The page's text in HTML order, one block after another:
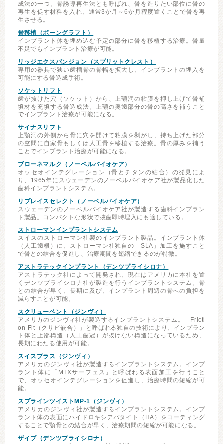
成法の一つ。骨誘導再生法とも呼ばれ、骨を造りたい部位に骨の
再生を促す材料を入れ、通常3か月～6か月程度置くことで骨を再
生させる。
骨移植（ボーングラフト）
インプラント体を埋め込む予定の部分に骨を移植する治療。骨量
不足でもインプラント治療が可能。
リッジエクスパンジョン（スプリットクレスト）
専用の器具で狭い歯槽骨の骨幅を拡大し、インプラントの埋入を
可能にする骨造成手術。
ソケットリフト
歯が抜けた穴（ソケット）から、上顎洞の粘膜を押し上げて骨補
填材を充填する骨造成法。上顎の奥歯部分の骨の高さを補うこと
でインプラント治療が可能になる。
サイナスリフト
上顎洞の外側から骨に穴を開けて粘膜を剥がし、持ち上げた部分
の空間に自家骨もしくは人工骨を移植する治療。骨の厚みを補う
ことでインプラント治療が可能になる。
ブローネマルク（ノーベルバイオケア）
オッセオインテグレーション（骨とチタンの結合）の発見によ
り、1965年にスウェーデンのノーベルバイオケア社が製品化した
歯科インプラントシステム。
リプレイスセレクト（ノーベルバイオケア）
スウェーデンのノーベルバイオケア社が製造する歯科インプラン
ト製品。コンパクトな形状で抜歯即時埋入にも適している。
ストローマンインプラントシステム
スイスのストローマン社製のインプラント製品。インプラント体
（人工歯根）に、ストローマン社独自の「SLA」加工を施すこと
で骨との結合を促進し、治療期間を短縮できるのが特徴。
アストラテックインプラント（デンツプライシロナ）
アストラテック社によって開発され、現在はアメリカに本社を置
くデンツプライシロナ社が製造を行うインプラントシステム。骨
との結合が早く、長期に及び、インプラント周辺の骨への負担を
減らすことが可能。
スクリューベント（ジンヴィ）
アメリカのジンヴィ社が製造するインプラントシステム。「Fricti
on-Fit（クサビ嵌合）」と呼ばれる独自の技術により、インプラン
ト体と上部構造（人工歯冠）が抜けない構造になっているため、
長期にわたる使用が可能。
スイスプラス（ジンヴィ）
アメリカのジンヴィ社が製造するインプラントシステム。インプ
ラント体に「MTXサーフェス」と呼ばれる表面加工を行うこと
で、オッセオインテグレーションを促進し、治療時間の短縮が可
能。
スプラインツイストMP-1（ジンヴィ）
アメリカのジンヴィ社が製造するインプラントシステム。インプ
ラント体の表面にハイドロキシアパタイト（HA）をコーティング
することで顎骨との結合が早く、治療期間の短縮が可能になる。
ザイブ（デンツプライシロナ）